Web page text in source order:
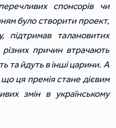
спонсорів чи
було створити проект,
талановитих
причин втрачають
та йдуть в інші царини. А
ця премія стане дієвим
змін в українському